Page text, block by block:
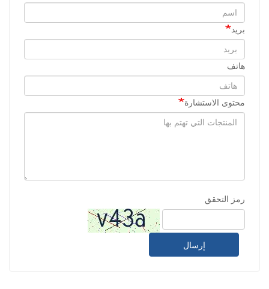
بريد
هاتف
محتوى الاستشارة
رمز التحقق
إرسال